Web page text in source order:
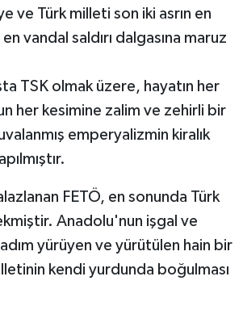
ve Türk milleti son iki asrın en
vandal saldırı dalgasına maruz
TSK olmak üzere, hayatın her
her kesimine zalim ve zehirli bir
emperyalizmin kiralık
FETÖ, en sonunda Türk
Anadolu'nun işgal ve
adım yürüyen ve yürütülen hain bir
kendi yurdunda boğulması